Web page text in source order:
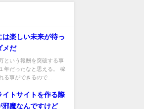
は楽しい未来が待っ
メだ
という報酬を突破する事
年だったなと思える。 稼
る事ができるので...
イトサイトを作る際
邪魔なんですけど